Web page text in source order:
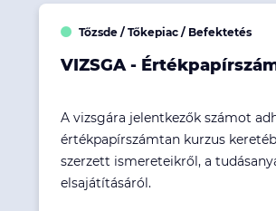
Tőzsde / Tőkepiac / Befektetés
VIZSGA -
A vizsgára jelentkezők számot
értékpapírszámtan kurzus
szerzett ismereteikről, a
elsajátításáról.